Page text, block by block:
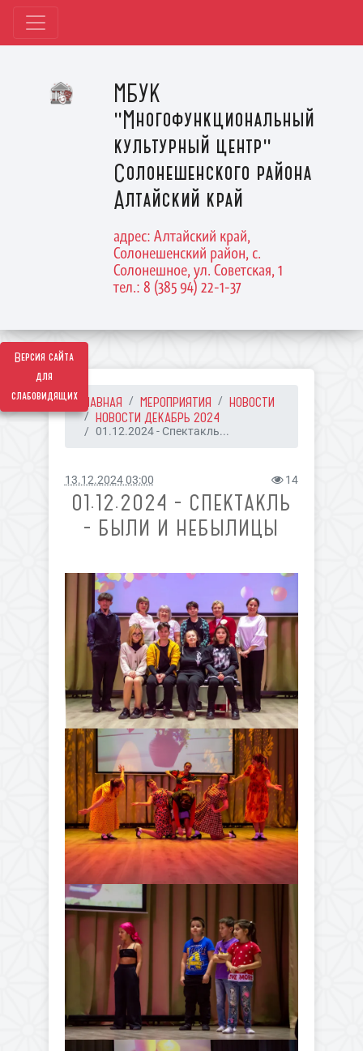
Версия сайта
для
слабовидящих
МБУК
"Многофункциональный
культурный центр"
Солонешенского района
Алтайский край
адрес: Алтайский край,
Солонешенский район, с.
Солонешное, ул. Советская, 1
тел.: 8 (385 94) 22-1-37
ГЛАВНАЯ МЕРОПРИЯТИЯ
НОВОСТИ
НОВОСТИ ДЕКАБРЬ 2024
01.12.2024 - Спектакль...
13.12.2024 03:00 14
01.12.2024 - СПЕКТАКЛЬ
- БЫЛИ И НЕБЫЛИЦЫ